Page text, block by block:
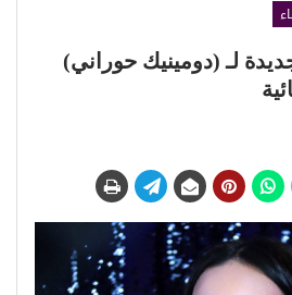
لـ (دومينيك حوراني)